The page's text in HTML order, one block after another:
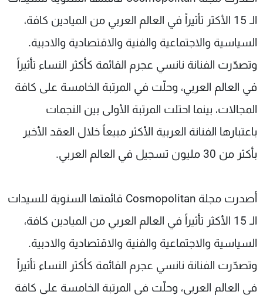
الـ 15 الأكثر تأثيراً في العالم العربي من الميادين كافة،
السياسية والاجتماعية والفنية والاقتصادية والادبية.
وتصدّرت الفنانة نانسي عجرم القائمة كأكثر النساء تأثيراً
في العالم العربي، وحلّت في المرتبة الخامسة على كافة
المجالات، بينما احتلت المرتبة الأولى بين النجمات
باعتبارها الفنانة العربية الأكثر مبيعاً خلال العقد الأخير
بأكثر من 30 مليون تسجيل في العالم العربي.
أصدرت مجلة Cosmopolitan قائمتها السنوية للسيدات
الـ 15 الأكثر تأثيراً في العالم العربي من الميادين كافة،
السياسية والاجتماعية والفنية والاقتصادية والادبية.
وتصدّرت الفنانة نانسي عجرم القائمة كأكثر النساء تأثيراً
في العالم العربي، وحلّت في المرتبة الخامسة على كافة
شاهد البرامج
عن MTV
لاعلاناتكم
وظائف
شروط الإسـتخدام
سياسة الخصوصية